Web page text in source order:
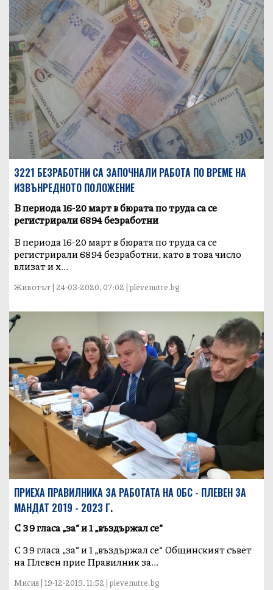
3221 БЕЗРАБОТНИ СА ЗАПОЧНАЛИ РАБОТА ПО ВРЕМЕ НА
ИЗВЪНРЕДНОТО ПОЛОЖЕНИЕ
В периода 16-20 март в бюрата по труда са се
регистрирали 6894 безработни
В периода 16-20 март в бюрата по труда са се
регистрирали 6894 безработни, като в това число
влизат и х...
Животът | 24-03-2020, 07:02 | plevenutre.bg
ПРИЕХА ПРАВИЛНИКА ЗА РАБОТАТА НА ОБС - ПЛЕВЕН ЗА
МАНДАТ 2019 - 2023 Г.
С 39 гласа „за“ и 1 „въздържал се“
С 39 гласа „за“ и 1 „въздържал се“ Общинският съвет
на Плевен прие Правилник за...
Мисия | 19-12-2019, 11:52 | plevenutre.bg